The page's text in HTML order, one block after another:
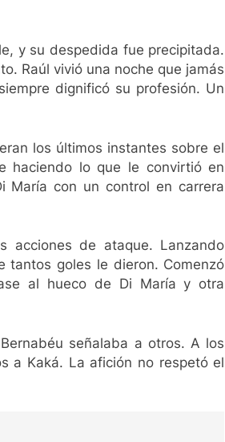
y su despedida fue precipitada.
Raúl vivió una noche que jamás
dignificó su profesión. Un
los últimos instantes sobre el
haciendo lo que le convirtió en
María con un control en carrera
acciones de ataque. Lanzando
tantos goles le dieron. Comenzó
al hueco de Di María y otra
señalaba a otros. A los
a Kaká. La afición no respetó el